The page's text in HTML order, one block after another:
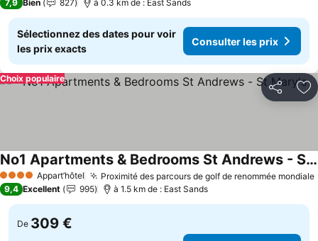
7,9 Bien 827 à 0.3 km de : East Sands
Sélectionnez des dates pour voir
les prix exacts
Consulter les prix
Partager
Choix populaire
4 Étoiles Appart’hôtel Proximité des parcours de golf de renommée mondiale
No1 Apartments & Bedrooms St Andrews - St Mary's
Consulter les prix
9,4 Excellent 995 à 1.5 km de : East Sands
De 309 €